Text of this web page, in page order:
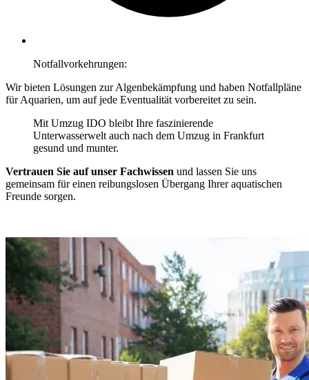
Notfallvorkehrungen:
Wir bieten Lösungen zur Algenbekämpfung und haben Notfallpläne
für Aquarien, um auf jede Eventualität vorbereitet zu sein.
Mit Umzug IDO bleibt Ihre faszinierende
Unterwasserwelt auch nach dem Umzug in Frankfurt
gesund und munter.
Vertrauen Sie auf unser Fachwissen und lassen Sie uns
gemeinsam für einen reibungslosen Übergang Ihrer aquatischen
Freunde sorgen.